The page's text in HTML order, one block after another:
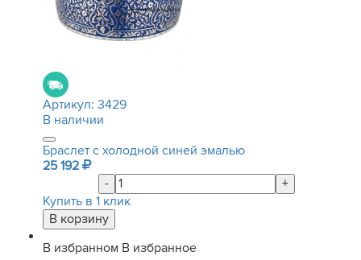
Артикул: 3429
В наличии
Браслет с холодной синей эмалью
25 192
-
+
Купить в 1 клик
В избранном В избранное